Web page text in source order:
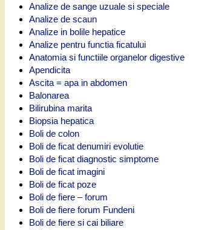
Analize de sange uzuale si speciale
Analize de scaun
Analize in bolile hepatice
Analize pentru functia ficatului
Anatomia si functiile organelor digestive
Apendicita
Ascita = apa in abdomen
Balonarea
Bilirubina marita
Biopsia hepatica
Boli de colon
Boli de ficat denumiri evolutie
Boli de ficat diagnostic simptome
Boli de ficat imagini
Boli de ficat poze
Boli de fiere – forum
Boli de fiere forum Fundeni
Boli de fiere si cai biliare